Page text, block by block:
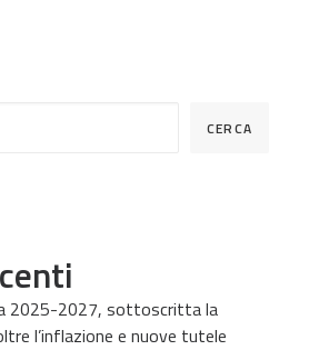
CERCA
2025-2027, sottoscritta la
l’inflazione e nuove tutele